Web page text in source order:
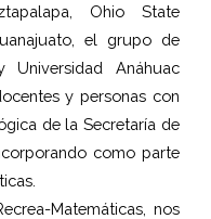
Ohio State
el grupo de
Universidad Anáhuac
y personas con
de la Secretaría de
como parte
Matemáticas, nos